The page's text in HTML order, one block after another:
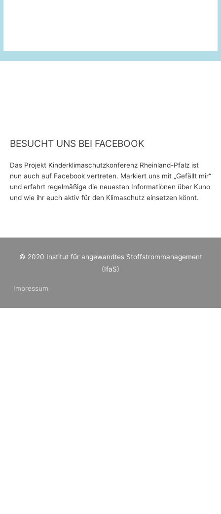
BESUCHT UNS BEI FACEBOOK
Das Projekt Kinderklimaschutzkonferenz Rheinland-Pfalz ist
nun auch auf Facebook vertreten. Markiert uns mit „Gefällt mir“
und erfahrt regelmäßige die neuesten Informationen über Kuno
und wie ihr euch aktiv für den Klimaschutz einsetzen könnt.
© 2020 Institut für angewandtes Stoffstrommanagement
(IfaS)
Impressum